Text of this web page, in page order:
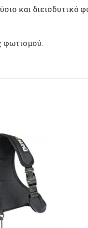
και διεισδυτικό
φωτισμού.